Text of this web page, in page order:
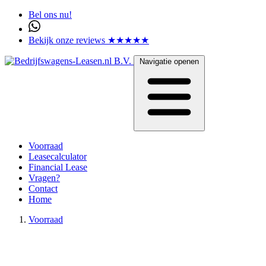
Bel ons nu!
Bekijk onze reviews ★★★★★
Navigatie openen
Voorraad
Leasecalculator
Financial Lease
Vragen?
Contact
Home
Voorraad